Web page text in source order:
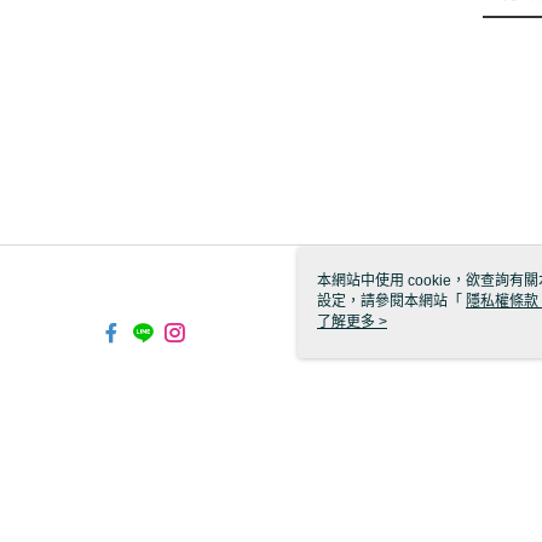
本網站中使用 cookie，欲查詢有
設定，請參閱本網站「 隱私權條款
使用 cookie。
了解更多 >